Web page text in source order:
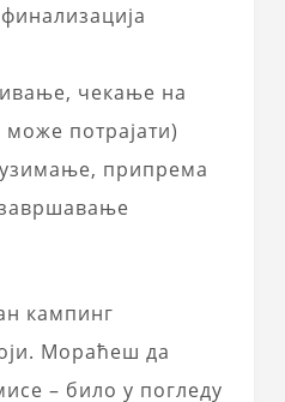
чекање на
потрајати)
припрема
кампинг
Мораћеш да
– било у погледу